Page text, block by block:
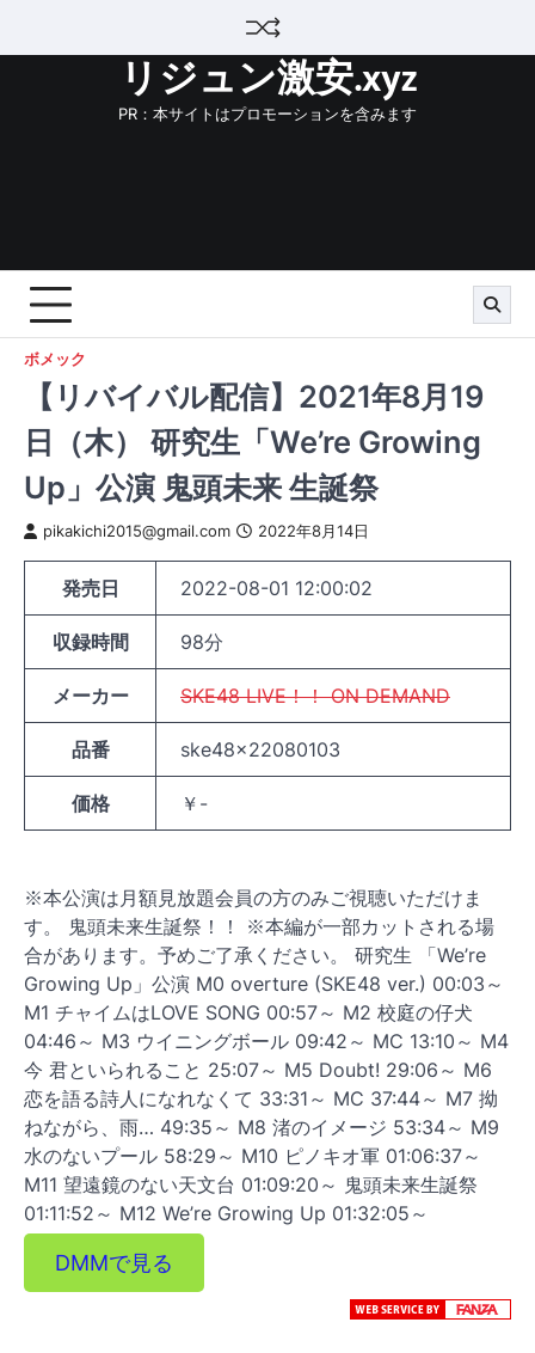
リジュン激安.xyz
PR：本サイトはプロモーションを含みます
ボメック
【リバイバル配信】2021年8月19
日（木） 研究生「We’re Growing
Up」公演 鬼頭未来 生誕祭
pikakichi2015@gmail.com 2022年8月14日
発売日 2022-08-01 12:00:02
収録時間 98分
メーカー SKE48 LIVE！！ ON DEMAND
品番 ske48x22080103
価格 ￥-
※本公演は月額見放題会員の方のみご視聴いただけま
す。 鬼頭未来生誕祭！！ ※本編が一部カットされる場
合があります。予めご了承ください。 研究生 「We’re
Growing Up」公演 M0 overture (SKE48 ver.) 00:03～
M1 チャイムはLOVE SONG 00:57～ M2 校庭の仔犬
04:46～ M3 ウイニングボール 09:42～ MC 13:10～ M4
今 君といられること 25:07～ M5 Doubt! 29:06～ M6
恋を語る詩人になれなくて 33:31～ MC 37:44～ M7 拗
ねながら、雨… 49:35～ M8 渚のイメージ 53:34～ M9
水のないプール 58:29～ M10 ピノキオ軍 01:06:37～
M11 望遠鏡のない天文台 01:09:20～ 鬼頭未来生誕祭
01:11:52～ M12 We’re Growing Up 01:32:05～
DMMで見る